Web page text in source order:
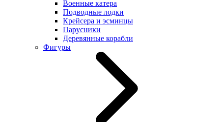
Военные катера
Подводные лодки
Крейсера и эсминцы
Парусники
Деревянные корабли
Фигуры